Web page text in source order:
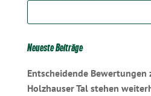
Neueste Beiträge
Entscheidende Bewertungen
Holzhauser Tal stehen